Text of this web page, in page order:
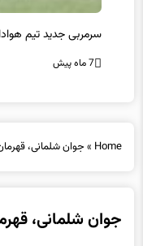
سرمربی جدید تیم
7 ماه پیش
Home
»جوان شلمانی،
جوان شلمانی،